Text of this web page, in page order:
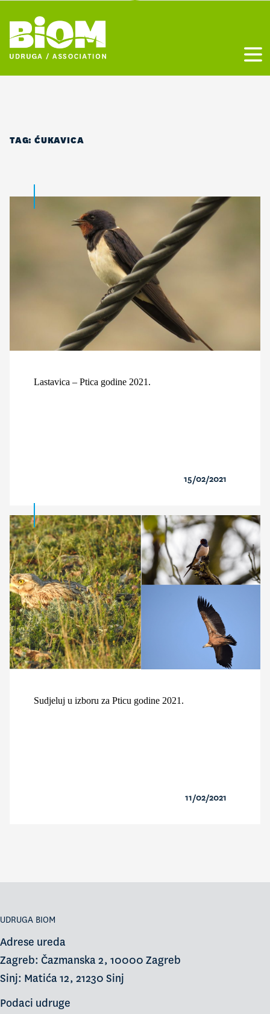
TAG: ĆUKAVICA
Lastavica – Ptica godine 2021.
15/02/2021
Sudjeluj u izboru za Pticu godine 2021.
11/02/2021
UDRUGA BIOM
Adrese ureda
Zagreb: Čazmanska 2, 10000 Zagreb
Sinj: Matića 12, 21230 Sinj
Podaci udruge